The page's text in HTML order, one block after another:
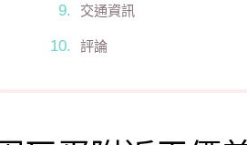
交通資訊
評論